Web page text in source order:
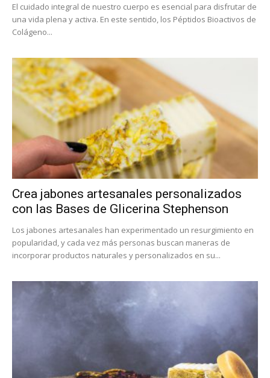
El cuidado integral de nuestro cuerpo es esencial para disfrutar de
una vida plena y activa. En este sentido, los Péptidos Bioactivos de
Colágeno...
Crea jabones artesanales personalizados
con las Bases de Glicerina Stephenson
Los jabones artesanales han experimentado un resurgimiento en
popularidad, y cada vez más personas buscan maneras de
incorporar productos naturales y personalizados en su...